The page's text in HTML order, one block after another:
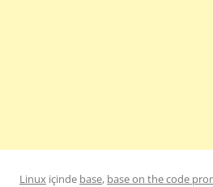
Linux içinde base, base on the code